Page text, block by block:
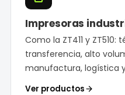
Impresoras
Como la ZT411 y
transferencia, alto
manufactura, logística
Ver productos